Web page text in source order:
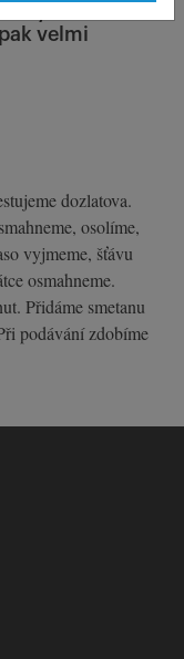
velmi
dozlatova.
osolíme,
vyjmeme, šťávu
osmahneme.
Přidáme smetanu
podávání zdobíme